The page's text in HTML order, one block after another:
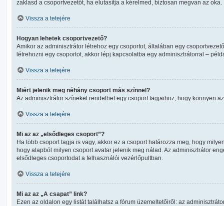
zaklasd a csoportvezetőt, ha elutasítja a kérelmed, biztosan megvan az oka.
Vissza a tetejére
Hogyan lehetek csoportvezető?
Amikor az adminisztrátor létrehoz egy csoportot, általában egy
létrehozni egy csoportot, akkor lépj kapcsolatba egy adminisztrátorral –
Vissza a tetejére
Miért jelenik meg néhány csoport más színnel?
Az adminisztrátor színeket rendelhet egy csoport tagjaihoz, hogy könnyen
Vissza a tetejére
Mi az az „elsődleges csoport”?
Ha több csoport tagja is vagy, akkor ez a csoport határozza meg, hogy
hogy alapból milyen csoport avatar jelenik meg nálad. Az adminisztrátor
elsődleges csoportodat a felhasználói vezérlőpultban.
Vissza a tetejére
Mi az az „A csapat” link?
Ezen az oldalon egy listát találhatsz a fórum üzemeltetőiről: az